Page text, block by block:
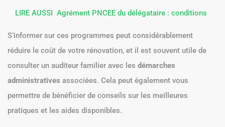
LIRE AUSSI Agrément PNCEE du délégataire : conditions
S’informer sur ces programmes peut considérablement
réduire le coût de votre rénovation, et il est souvent utile de
consulter un auditeur familier avec les démarches
administratives associées. Cela peut également vous
permettre de bénéficier de conseils sur les meilleures
pratiques et les aides disponibles.